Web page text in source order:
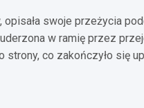
opisała swoje przeżycia
w ramię przez
co zakończyło się